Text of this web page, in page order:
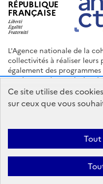
Ce site utilise des
sur ceux que vous
RÉPUBLIQUE
FRANÇAISE
L'Agence nationale de la
collectivités à réaliser leurs
également des
soutiennent les territoires
Espace Presse
data.gouv.fr
Accessibilité : Partiellement